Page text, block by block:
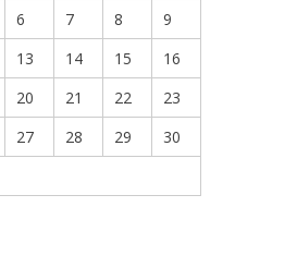
6 7 8
9
13 14 15
16
20 21 22
23
27 28 29
30